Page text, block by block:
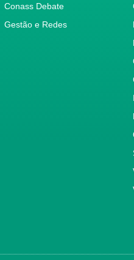
Conass Debate
Gestão e Redes